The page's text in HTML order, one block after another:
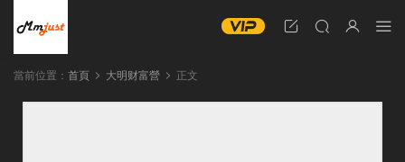
當前位置： 首頁 大明财富營 正文